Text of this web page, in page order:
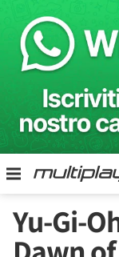
Yu-Gi-